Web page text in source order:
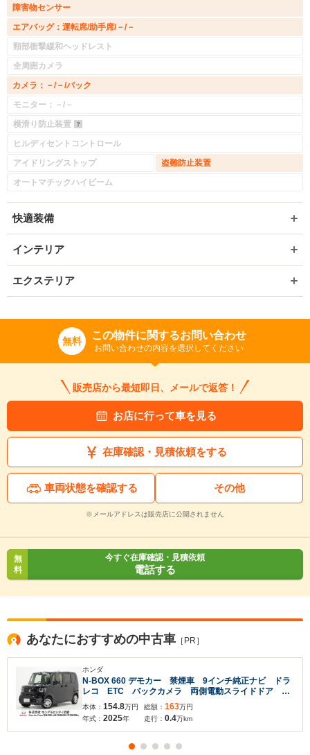
障害物センサー
エアバッグ：運転席/助手席/－/－
頸部衝撃緩和ヘッドレスト
全周囲カメラ
カメラ：－/－/バック
モニター：－/－
横滑り防止装置
ヒルディセントコントロール
アイドリングストップ
盗難防止装置
オートマチックハイビーム
快適装備
インテリア
エクステリア
無料 この物件に関するお問い合わせ
お問い合わせの内容を選択してください
販売店から最短即日、メールで返答！
お店に行って車を見る
在庫確認・見積依頼をする
車両状態を確認する その他
※メールアドレスは販売店に公開されません
無
料
今すぐ在庫確認・見積依頼
電話する
あなたにおすすめの中古車 ［PR］
ホンダ
N-BOX 660 デモカー 禁煙車 9インチ純正ナビ ドラ
レコ ETC バックカメラ 両側電動スライドドア 渋
滞追従機能付アダプティブクルーズコントロール スマ
ホ連携 シートヒーター 障害物センサー フルセグ
DVD
本体： 154.8万円
年式： 2025年
総額： 163万円
走行： 0.4万km
入力途中の情報を保存しますか？
※次回問い合わせをする際に自動入力されます
※保存された情報は
いいえ